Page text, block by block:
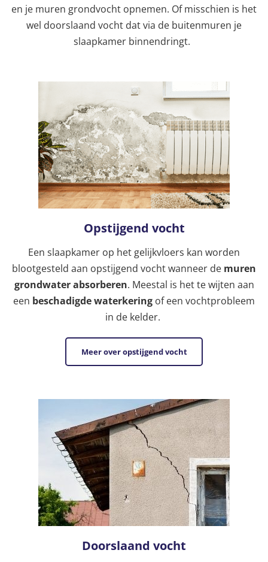
en je muren grondvocht opnemen. Of misschien is het
wel doorslaand vocht dat via de buitenmuren je
slaapkamer binnendringt.
Opstijgend vocht
Een slaapkamer op het gelijkvloers kan worden
blootgesteld aan opstijgend vocht wanneer de muren
grondwater absorberen. Meestal is het te wijten aan
een beschadigde waterkering of een vochtprobleem
in de kelder.
Meer over opstijgend vocht
Doorslaand vocht